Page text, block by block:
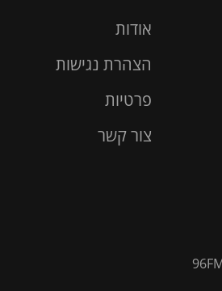
אודות
הצהרת נגישות
פרטיות
צור קשר